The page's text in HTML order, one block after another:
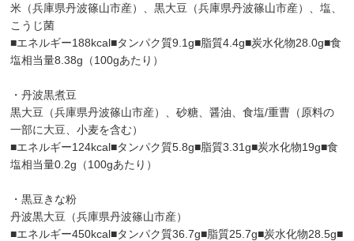
米（兵庫県丹波篠山市産）、黒大豆（兵庫県丹波篠山市産）、塩、
こうじ菌
■エネルギー188kcal■タンパク質9.1g■脂質4.4g■炭水化物28.0g■食
塩相当量8.38g（100gあたり）
・丹波黒煮豆
黒大豆（兵庫県丹波篠山市産）、砂糖、醤油、食塩/重曹（原料の
一部に大豆、小麦を含む）
■エネルギー124kcal■タンパク質5.8g■脂質3.31g■炭水化物19g■食
塩相当量0.2g（100gあたり）
・黒豆きな粉
丹波黒大豆（兵庫県丹波篠山市産）
■エネルギー450kcal■タンパク質36.7g■脂質25.7g■炭水化物28.5g■